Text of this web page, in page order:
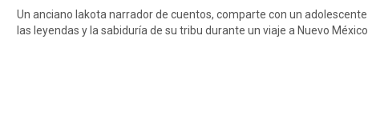
Un anciano lakota narrador de cuentos, comparte con un adolescente
las leyendas y la sabiduría de su tribu durante un viaje a Nuevo México.